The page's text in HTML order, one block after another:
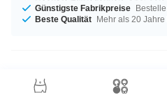
Günstigste Fabrikpreise
Beste Qualität Mehr als 20 Jahre
Produktdetails